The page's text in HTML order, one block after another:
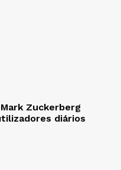
Zuckerberg
diários